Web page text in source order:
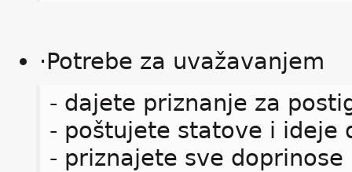
·Potrebe za uvažavanjem
- dajete priznanje za
- poštujete statove i ideje
- priznajete sve doprinose